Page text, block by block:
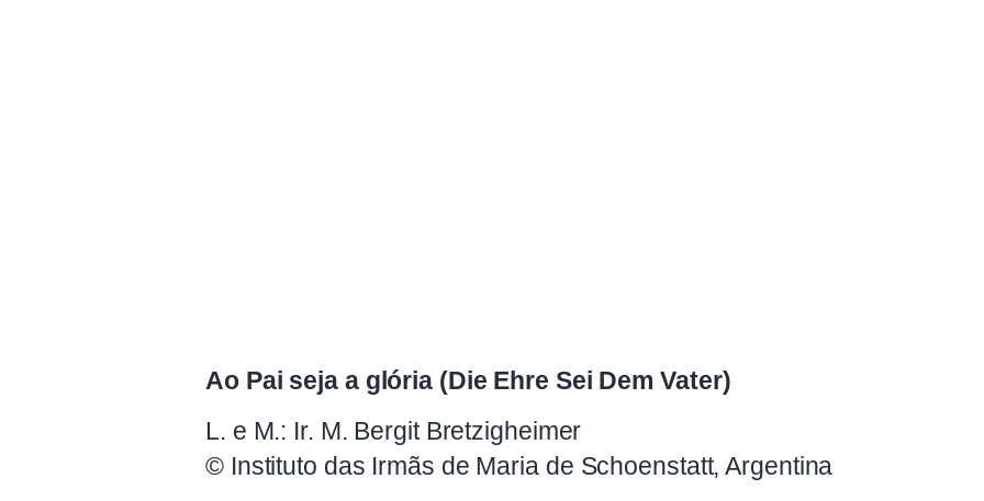
Ao Pai seja a glória (Die Ehre Sei Dem Vater)
L. e M.: Ir. M. Bergit Bretzigheimer
© Instituto das Irmãs de Maria de Schoenstatt, Argentina